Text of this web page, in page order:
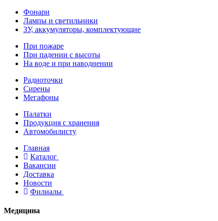
Фонари
Лампы и светильники
ЗУ, аккумуляторы, комплектующие
При пожаре
При падении с высоты
На воде и при наводнении
Радиоточки
Сирены
Мегафоны
Палатки
Продукция с хранения
Автомобилисту
Главная
Каталог
Вакансии
Доставка
Новости
Филиалы
Медицина